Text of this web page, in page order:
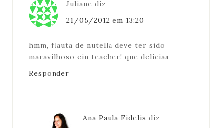
Juliane diz
21/05/2012 em 13:20
hmm, flauta de nutella deve ter sido
maravilhoso ein teacher! que delíciaa
Responder
Ana Paula Fidelis diz